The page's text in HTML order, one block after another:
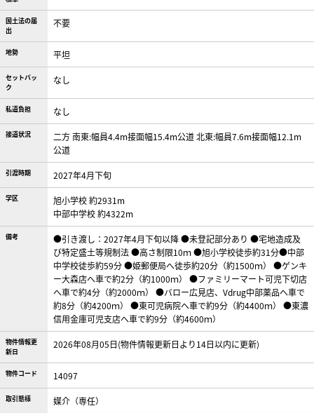
国土法の届
出
不要
地勢 平坦
セットバッ
ク
なし
私道負担 なし
接道状況
二方 南東:幅員4.4m接面幅15.4m公道 北東:幅員7.6m接面幅12.1m
公道
引渡時期 2027年4月下旬
学区
旭小学校 約2931m
中部中学校 約4322m
備考
●引き渡し：2027年4月下旬以降 ●未登記部分あり ●宅地造成及
び特定盛土等規制法 ●高さ制限10ｍ ●旭小学校徒歩約31分●中部
中学校徒歩約59分 ●姫郵便局へ徒歩約20分（約1500ｍ） ●ゲンキ
ー大森店へ車で約2分（約1000ｍ） ●ファミリーマート可児下切店
へ車で約4分（約2000ｍ） ●バロー広見店、Vdrug中部薬品へ車で
約8分（約4200ｍ） ●東可児病院へ車で約9分（約4400ｍ） ●東濃
信用金庫可児支店へ車で約9分（約4600ｍ）
物件情報更
新日
2026年08月05日(物件情報更新日より14日以内に更新)
物件コード 14097
取引態様 媒介（専任）